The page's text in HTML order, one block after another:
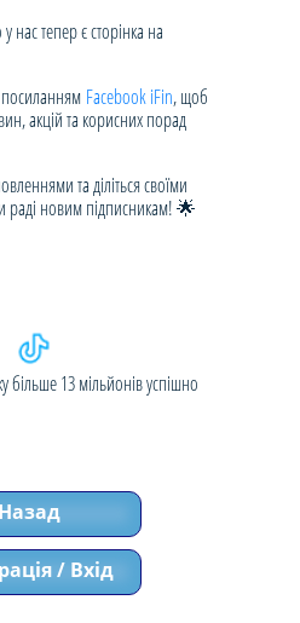
нас тепер є сторінка на
посиланням Facebook iFin, щоб
акцій та корисних порад
та діліться своїми
новим підписникам! 🌟
більше 13 мільйонів успішно
Назад
/ Вхід